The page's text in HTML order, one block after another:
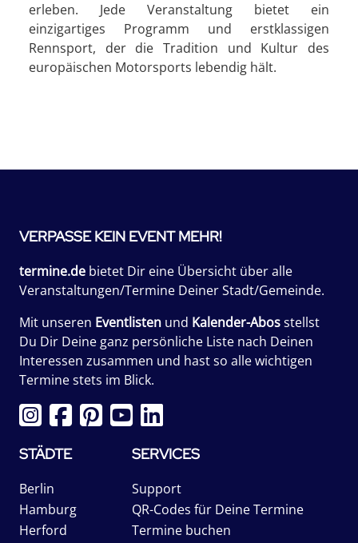
erleben. Jede Veranstaltung bietet ein
einzigartiges Programm und erstklassigen
Rennsport, der die Tradition und Kultur des
europäischen Motorsports lebendig hält.
VERPASSE KEIN EVENT MEHR!
termine.de bietet Dir eine Übersicht über alle
Veranstaltungen/Termine Deiner Stadt/Gemeinde.
Mit unseren Eventlisten und Kalender-Abosstellst
Du Dir Deine ganz persönliche Liste nach Deinen
Interessen zusammen und hast so alle wichtigen
Termine stets im Blick.
STÄDTE
Berlin
Hamburg
Herford
SERVICES
Support
QR-Codes für Deine Termine
Termine buchen